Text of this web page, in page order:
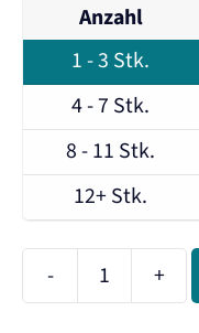
Anzahl
1 - 3 Stk.
4 - 7 Stk.
8 - 11 Stk.
12+ Stk.
- +